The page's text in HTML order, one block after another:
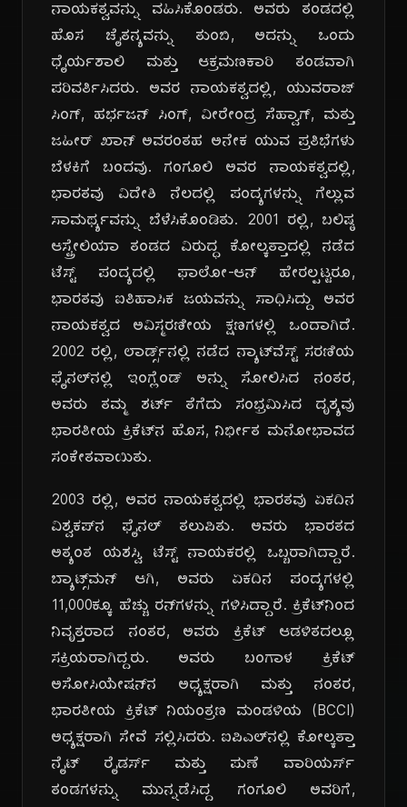
ನಾಯಕತ್ವವನ್ನು ವಹಿಸಿಕೊಂಡರು. ಅವರು ತಂಡದಲ್ಲಿ
ಹೊಸ ಚೈತನ್ಯವನ್ನು ತುಂಬಿ, ಅದನ್ನು ಒಂದು
ಧೈರ್ಯಶಾಲಿ ಮತ್ತು ಆಕ್ರಮಣಕಾರಿ ತಂಡವಾಗಿ
ಪರಿವರ್ತಿಸಿದರು. ಅವರ ನಾಯಕತ್ವದಲ್ಲಿ, ಯುವರಾಜ್
ಸಿಂಗ್, ಹರ್ಭಜನ್ ಸಿಂಗ್, ವೀರೇಂದ್ರ ಸೆಹ್ವಾಗ್, ಮತ್ತು
ಜಹೀರ್ ಖಾನ್ ಅವರಂತಹ ಅನೇಕ ಯುವ ಪ್ರತಿಭೆಗಳು
ಬೆಳಕಿಗೆ ಬಂದವು. ಗಂಗೂಲಿ ಅವರ ನಾಯಕತ್ವದಲ್ಲಿ,
ಭಾರತವು ವಿದೇಶಿ ನೆಲದಲ್ಲಿ ಪಂದ್ಯಗಳನ್ನು ಗೆಲ್ಲುವ
ಸಾಮರ್ಥ್ಯವನ್ನು ಬೆಳೆಸಿಕೊಂಡಿತು. 2001 ರಲ್ಲಿ, ಬಲಿಷ್ಠ
ಆಸ್ಟ್ರೇಲಿಯಾ ತಂಡದ ವಿರುದ್ಧ ಕೋಲ್ಕತ್ತಾದಲ್ಲಿ ನಡೆದ
ಟೆಸ್ಟ್ ಪಂದ್ಯದಲ್ಲಿ ಫಾಲೋ-ಆನ್ ಹೇರಲ್ಪಟ್ಟರೂ,
ಭಾರತವು ಐತಿಹಾಸಿಕ ಜಯವನ್ನು ಸಾಧಿಸಿದ್ದು ಅವರ
ನಾಯಕತ್ವದ ಅವಿಸ್ಮರಣೀಯ ಕ್ಷಣಗಳಲ್ಲಿ ಒಂದಾಗಿದೆ.
2002 ರಲ್ಲಿ, ಲಾರ್ಡ್ಸ್‌ನಲ್ಲಿ ನಡೆದ ನ್ಯಾಟ್‌ವೆಸ್ಟ್ ಸರಣಿಯ
ಫೈನಲ್‌ನಲ್ಲಿ ಇಂಗ್ಲೆಂಡ್ ಅನ್ನು ಸೋಲಿಸಿದ ನಂತರ,
ಅವರು ತಮ್ಮ ಶರ್ಟ್ ತೆಗೆದು ಸಂಭ್ರಮಿಸಿದ ದೃಶ್ಯವು
ಭಾರತೀಯ ಕ್ರಿಕೆಟ್‌ನ ಹೊಸ, ನಿರ್ಭೀತ ಮನೋಭಾವದ
ಸಂಕೇತವಾಯಿತು.
2003 ರಲ್ಲಿ, ಅವರ ನಾಯಕತ್ವದಲ್ಲಿ ಭಾರತವು ಏಕದಿನ
ವಿಶ್ವಕಪ್‌ನ ಫೈನಲ್ ತಲುಪಿತು. ಅವರು ಭಾರತದ
ಅತ್ಯಂತ ಯಶಸ್ವಿ ಟೆಸ್ಟ್ ನಾಯಕರಲ್ಲಿ ಒಬ್ಬರಾಗಿದ್ದಾರೆ.
ಬ್ಯಾಟ್ಸ್‌ಮನ್ ಆಗಿ, ಅವರು ಏಕದಿನ ಪಂದ್ಯಗಳಲ್ಲಿ
11,000ಕ್ಕೂ ಹೆಚ್ಚು ರನ್‌ಗಳನ್ನು ಗಳಿಸಿದ್ದಾರೆ. ಕ್ರಿಕೆಟ್‌ನಿಂದ
ನಿವೃತ್ತರಾದ ನಂತರ, ಅವರು ಕ್ರಿಕೆಟ್ ಆಡಳಿತದಲ್ಲೂ
ಸಕ್ರಿಯರಾಗಿದ್ದರು. ಅವರು ಬಂಗಾಳ ಕ್ರಿಕೆಟ್
ಅಸೋಸಿಯೇಷನ್‌ನ ಅಧ್ಯಕ್ಷರಾಗಿ ಮತ್ತು ನಂತರ,
ಭಾರತೀಯ ಕ್ರಿಕೆಟ್ ನಿಯಂತ್ರಣ ಮಂಡಳಿಯ (BCCI)
ಅಧ್ಯಕ್ಷರಾಗಿ ಸೇವೆ ಸಲ್ಲಿಸಿದರು. ಐಪಿಎಲ್‌ನಲ್ಲಿ ಕೋಲ್ಕತ್ತಾ
ನೈಟ್ ರೈಡರ್ಸ್ ಮತ್ತು ಪುಣೆ ವಾರಿಯರ್ಸ್
ತಂಡಗಳನ್ನು ಮುನ್ನಡೆಸಿದ್ದ ಗಂಗೂಲಿ ಅವರಿಗೆ,